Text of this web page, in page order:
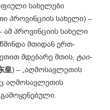
სახელები
პროვინციის სახელი) –
ამ პროვინციის სახელი
მთიდან ერთ-
მდებარე მთის, ტაი-
皇) – „აღმოსავლეთის
აღმოსავლეთის